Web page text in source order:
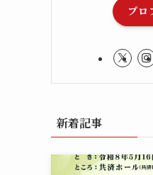
プロ
新着記事